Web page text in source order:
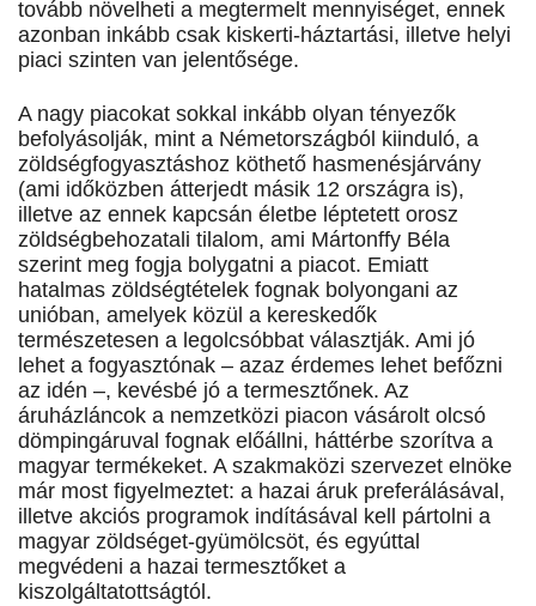
tovább növelheti a megtermelt mennyiséget, ennek
azonban inkább csak kiskerti-háztartási, illetve helyi
piaci szinten van jelentősége.
A nagy piacokat sokkal inkább olyan tényezők
befolyásolják, mint a Németországból kiinduló, a
zöldségfogyasztáshoz köthető hasmenésjárvány
(ami időközben átterjedt másik 12 országra is),
illetve az ennek kapcsán életbe léptetett orosz
zöldségbehozatali tilalom, ami Mártonffy Béla
szerint meg fogja bolygatni a piacot. Emiatt
hatalmas zöldségtételek fognak bolyongani az
unióban, amelyek közül a kereskedők
természetesen a legolcsóbbat választják. Ami jó
lehet a fogyasztónak – azaz érdemes lehet befőzni
az idén –, kevésbé jó a termesztőnek. Az
áruházláncok a nemzetközi piacon vásárolt olcsó
dömpingáruval fognak előállni, háttérbe szorítva a
magyar termékeket. A szakmaközi szervezet elnöke
már most figyelmeztet: a hazai áruk preferálásával,
illetve akciós programok indításával kell pártolni a
magyar zöldséget-gyümölcsöt, és egyúttal
megvédeni a hazai termesztőket a
kiszolgáltatottságtól.